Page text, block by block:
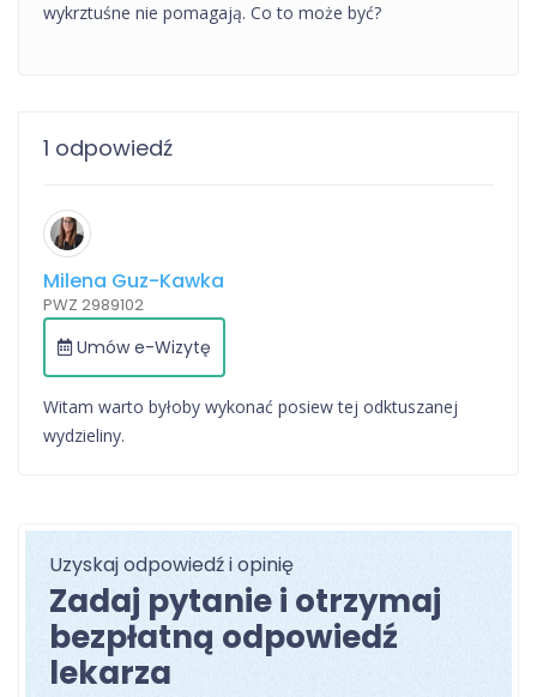
wykrztuśne nie pomagają. Co to może być?
1 odpowiedź
Milena Guz-Kawka
PWZ 2989102
Umów e-Wizytę
Witam warto byłoby wykonać posiew tej odktuszanej
wydzieliny.
Uzyskaj odpowiedź i opinię
Zadaj pytanie i otrzymaj
bezpłatną odpowiedź
lekarza